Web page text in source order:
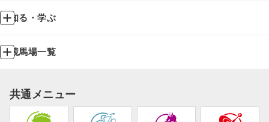
知る・学ぶ
競馬場一覧
共通メニュー